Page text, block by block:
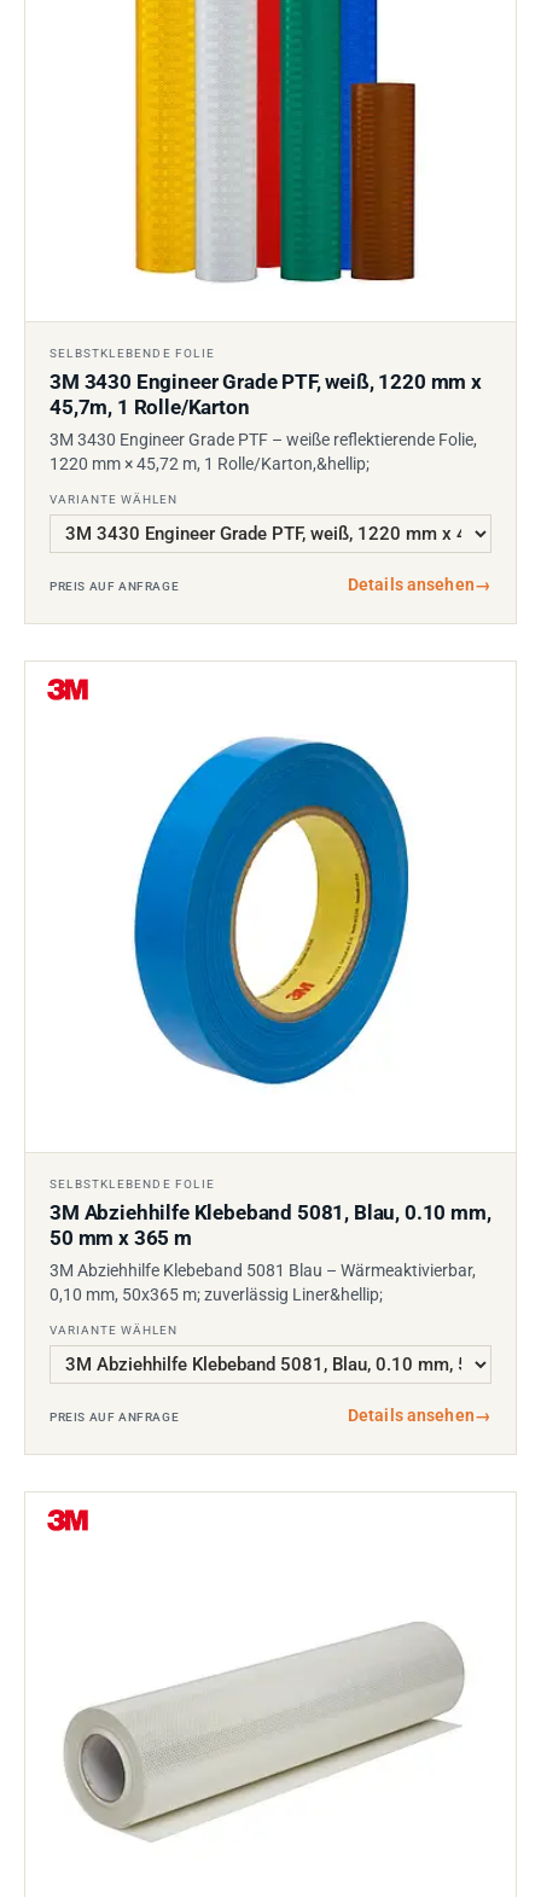
SELBSTKLEBENDE FOLIE
3M 3430 Engineer Grade PTF, weiß, 1220 mm x
45,7m, 1 Rolle/Karton
3M 3430 Engineer Grade PTF – weiße reflektierende Folie,
1220 mm × 45,72 m, 1 Rolle/Karton,&hellip;
VARIANTE WÄHLEN
PREIS AUF ANFRAGE Details ansehen→
SELBSTKLEBENDE FOLIE
3M Abziehhilfe Klebeband 5081, Blau, 0.10 mm,
50 mm x 365 m
3M Abziehhilfe Klebeband 5081 Blau – Wärmeaktivierbar,
0,10 mm, 50x365 m; zuverlässig Liner&hellip;
VARIANTE WÄHLEN
PREIS AUF ANFRAGE Details ansehen→